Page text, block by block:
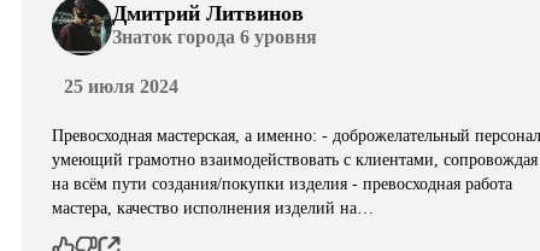
Дмитрий Литвинов
Знаток города 6 уровня
25 июля 2024
Превосходная мастерская, а именно: - доброжелательный
умеющий грамотно взаимодействовать с клиентами,
на всём пути создания/покупки изделия - превосходная работа
мастера, качество исполнения изделий на…